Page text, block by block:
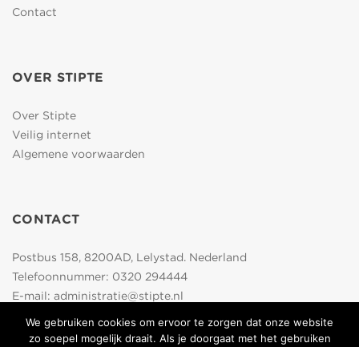
Contact
OVER STIPTE
Over Stipte
Veilig internet
Algemene voorwaarden
CONTACT
Postbus 158, 8200AD, Lelystad. Nederland
Telefoonnummer: 0320 294444
E-mail: administratie@stipte.nl
We gebruiken cookies om ervoor te zorgen dat onze website
zo soepel mogelijk draait. Als je doorgaat met het gebruiken